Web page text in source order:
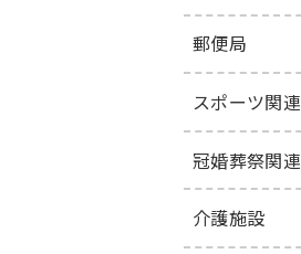
郵便局
スポーツ関連
冠婚葬祭関連
介護施設